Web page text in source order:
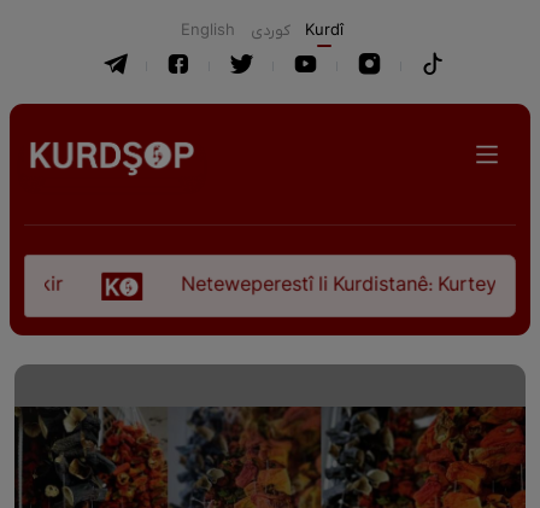
English كوردی Kurdî
Neteweperestî li Kurdistanê: Kurteya